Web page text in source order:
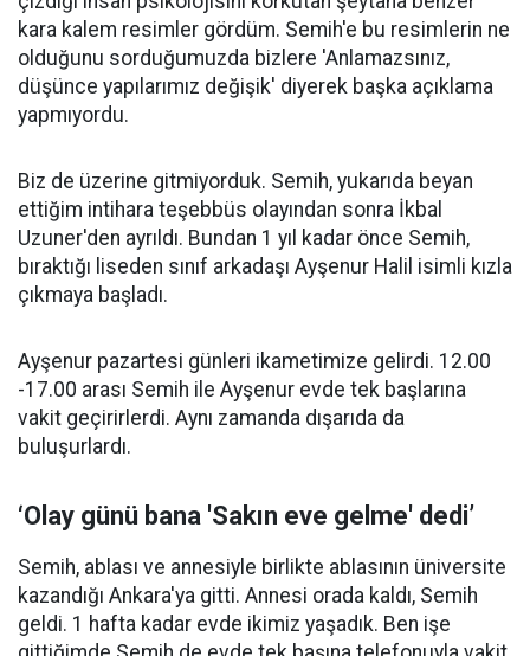
kara kalem resimler gördüm. Semih'e bu resimlerin ne
olduğunu sorduğumuzda bizlere 'Anlamazsınız,
düşünce yapılarımız değişik' diyerek başka açıklama
yapmıyordu.
Biz de üzerine gitmiyorduk. Semih, yukarıda beyan
ettiğim intihara teşebbüs olayından sonra İkbal
Uzuner'den ayrıldı. Bundan 1 yıl kadar önce Semih,
bıraktığı liseden sınıf arkadaşı Ayşenur Halil isimli kızla
çıkmaya başladı.
Ayşenur pazartesi günleri ikametimize gelirdi. 12.00
-17.00 arası Semih ile Ayşenur evde tek başlarına
vakit geçirirlerdi. Aynı zamanda dışarıda da
buluşurlardı.
‘Olay günü bana 'Sakın eve gelme' dedi’
Semih, ablası ve annesiyle birlikte ablasının üniversite
kazandığı Ankara'ya gitti. Annesi orada kaldı, Semih
geldi. 1 hafta kadar evde ikimiz yaşadık. Ben işe